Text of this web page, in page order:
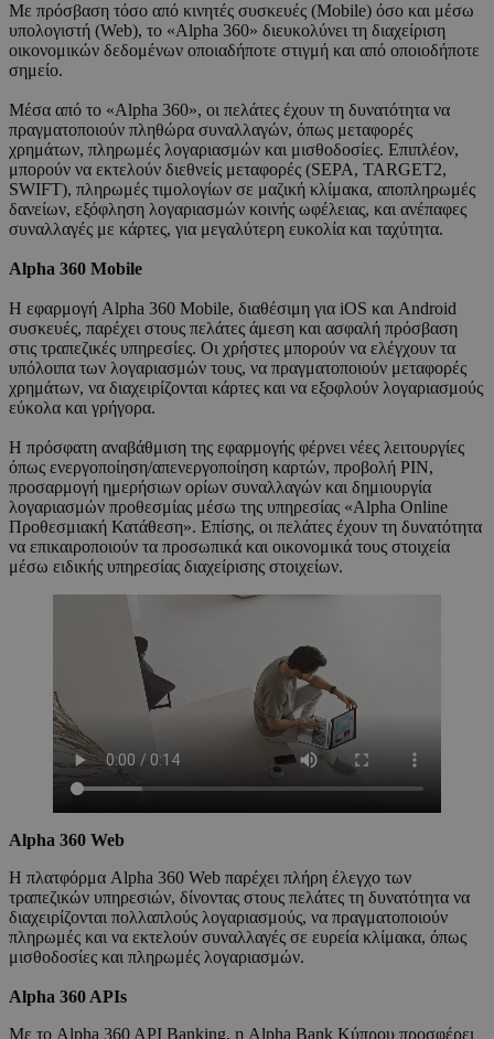
Με πρόσβαση τόσο από κινητές συσκευές (Mobile) όσο και μέσω
υπολογιστή (Web), το «Alpha 360» διευκολύνει τη διαχείριση
οικονομικών δεδομένων οποιαδήποτε στιγμή και από οποιοδήποτε
σημείο.
Μέσα από το «Alpha 360», οι πελάτες έχουν τη δυνατότητα να
πραγματοποιούν πληθώρα συναλλαγών, όπως μεταφορές
χρημάτων, πληρωμές λογαριασμών και μισθοδοσίες. Επιπλέον,
μπορούν να εκτελούν διεθνείς μεταφορές (SEPA, TARGET2,
SWIFT), πληρωμές τιμολογίων σε μαζική κλίμακα, αποπληρωμές
δανείων, εξόφληση λογαριασμών κοινής ωφέλειας, και ανέπαφες
συναλλαγές με κάρτες, για μεγαλύτερη ευκολία και ταχύτητα.
Alpha 360 Mobile
Η εφαρμογή Alpha 360 Mobile, διαθέσιμη για iOS και Android
συσκευές, παρέχει στους πελάτες άμεση και ασφαλή πρόσβαση
στις τραπεζικές υπηρεσίες. Οι χρήστες μπορούν να ελέγχουν τα
υπόλοιπα των λογαριασμών τους, να πραγματοποιούν μεταφορές
χρημάτων, να διαχειρίζονται κάρτες και να εξοφλούν λογαριασμούς
εύκολα και γρήγορα.
Η πρόσφατη αναβάθμιση της εφαρμογής φέρνει νέες λειτουργίες
όπως ενεργοποίηση/απενεργοποίηση καρτών, προβολή PIN,
προσαρμογή ημερήσιων ορίων συναλλαγών και δημιουργία
λογαριασμών προθεσμίας μέσω της υπηρεσίας «Alpha Online
Προθεσμιακή Κατάθεση». Επίσης, οι πελάτες έχουν τη δυνατότητα
να επικαιροποιούν τα προσωπικά και οικονομικά τους στοιχεία
μέσω ειδικής υπηρεσίας διαχείρισης στοιχείων.
Alpha 360 Web
Η πλατφόρμα Alpha 360 Web παρέχει πλήρη έλεγχο των
τραπεζικών υπηρεσιών, δίνοντας στους πελάτες τη δυνατότητα να
διαχειρίζονται πολλαπλούς λογαριασμούς, να πραγματοποιούν
πληρωμές και να εκτελούν συναλλαγές σε ευρεία κλίμακα, όπως
μισθοδοσίες και πληρωμές λογαριασμών.
Alpha 360 APIs
Με το Alpha 360 API Banking, η Alpha Bank Κύπρου προσφέρει